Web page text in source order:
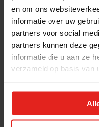
en om ons
informatie over uw
partners voor social
partners kunnen deze
informatie die u aan ze
verzameld op basis van